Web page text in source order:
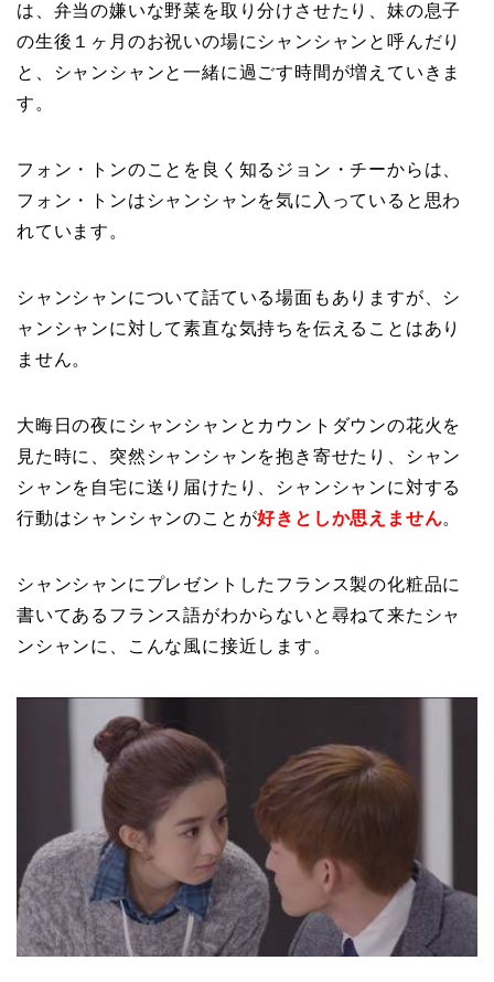
は、弁当の嫌いな野菜を取り分けさせたり、妹の息子
の生後１ヶ月のお祝いの場にシャンシャンと呼んだり
と、シャンシャンと一緒に過ごす時間が増えていきま
す。
フォン・トンのことを良く知るジョン・チーからは、
フォン・トンはシャンシャンを気に入っていると思わ
れています。
シャンシャンについて話ている場面もありますが、シ
ャンシャンに対して素直な気持ちを伝えることはあり
ません。
大晦日の夜にシャンシャンとカウントダウンの花火を
見た時に、突然シャンシャンを抱き寄せたり、シャン
シャンを自宅に送り届けたり、シャンシャンに対する
行動はシャンシャンのことが好きとしか思えません。
シャンシャンにプレゼントしたフランス製の化粧品に
書いてあるフランス語がわからないと尋ねて来たシャ
ンシャンに、こんな風に接近します。